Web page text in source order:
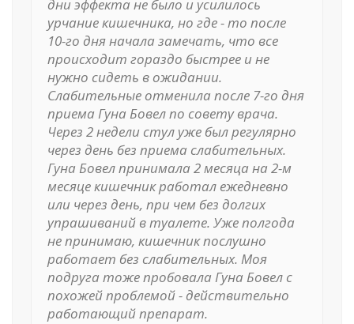
дни эффекта не было и усилилось
урчание кишечника, но где - то после
10-го дня начала замечать, что все
происходит гораздо быстрее и не
нужно сидеть в ожидании.
Слабительные отменила после 7-го дня
приема Гуна Бовел по совету врача.
Через 2 недели стул уже был регулярно
через день без приема слабительных.
Гуна Бовел принимала 2 месяца на 2-м
месяце кишечник работал ежедневно
или через день, при чем без долгих
упрашиваний в туалете. Уже полгода
не принимаю, кишечник послушно
работает без слабительных. Моя
подруга тоже пробовала Гуна Бовел с
похожей проблемой - действительно
работающий препарат.